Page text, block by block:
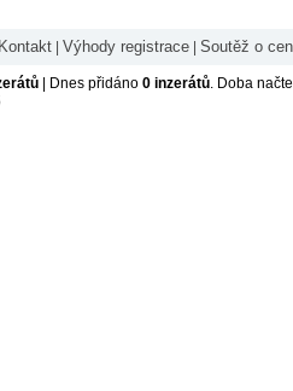
Kontakt Výhody registrace Soutěž o
| Dnes přidáno 0 inzerátů. Doba